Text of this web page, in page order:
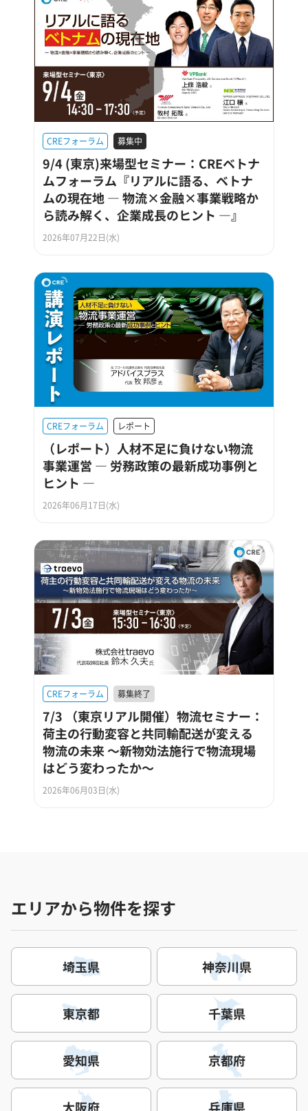
CREフォーラム 募集中
9/4 (東京)来場型セミナー：CREベトナ
ムフォーラム『リアルに語る、ベトナ
ムの現在地 ― 物流×金融×事業戦略か
ら読み解く、企業成長のヒント ―』
2026年07月22日(水)
CREフォーラム レポート
（レポート）人材不足に負けない物流
事業運営 ― 労務政策の最新成功事例と
ヒント ―
2026年06月17日(水)
CREフォーラム 募集終了
7/3 （東京リアル開催）物流セミナー：
荷主の行動変容と共同輸配送が変える
物流の未来 ～新物効法施行で物流現場
はどう変わったか～
2026年06月03日(水)
エリアから物件を探す
埼玉県 神奈川県
東京都 千葉県
愛知県 京都府
大阪府 兵庫県